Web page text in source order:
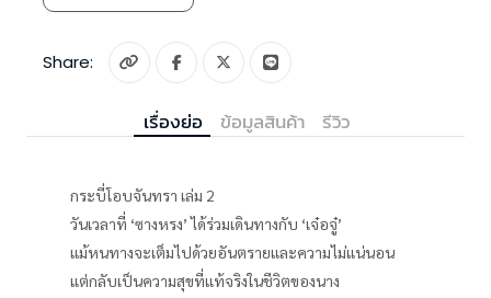
Share:
เรื่องย่อ ข้อมูลสินค้า รีวิว
กระบี่โอบจันทรา เล่ม 2
วันเวลาที่ ‘ซางหรง’ ได้ร่วมเดินทางกับ ‘เจ๋อจู๋’
แม้หนทางจะเต็มไปด้วยอันตรายและความไม่แน่นอน
แต่กลับเป็นความสุขที่แท้จริงในชีวิตของนาง